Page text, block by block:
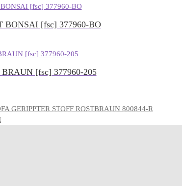
BONSAI [fsc] 377960-BO
[fsc] 377960-205
GERIPPTER STOFF ROSTBRAUN 800844-R